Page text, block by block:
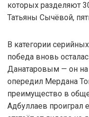
которых разделяют
Татьяны Сычёвой,
В категории
победа вновь
Данатаровым — он
опередил Мердана
преимущество в
Адбуллаев проиграл